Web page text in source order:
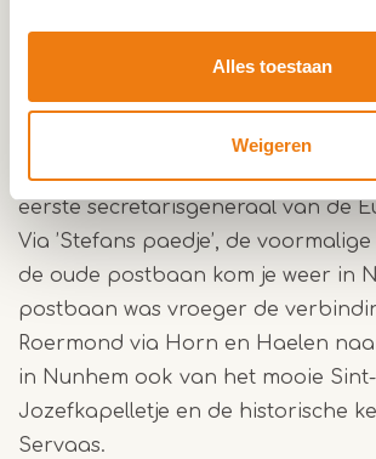
Alles toestaan
Weigeren
overstromingen, hoort een
Opvallend zijn onder meer de 17de-
grafstenen ingemetseld in de
graven van Gustave Beltjens, de
Belgische grondwet en dhr. De
eerste secretarisgeneraal van de
Via ’Stefans paedje’, de
de oude postbaan kom je weer in
postbaan was vroeger de
Roermond via Horn en Haelen
in Nunhem ook van het mooie Sint-
Jozefkapelletje en de historische
Servaas.